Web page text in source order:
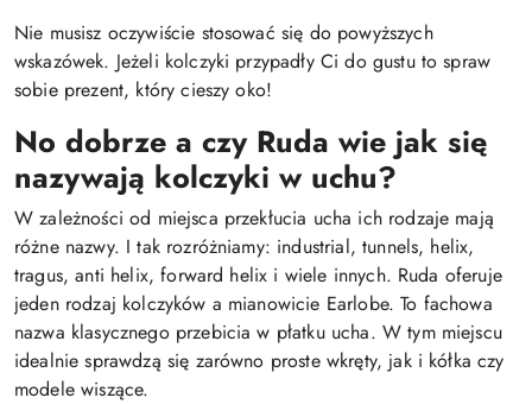
Nie musisz oczywiście stosować się do powyższych
wskazówek. Jeżeli kolczyki przypadły Ci do gustu to spraw
sobie prezent, który cieszy oko!
No dobrze a czy Ruda wie jak się
nazywają kolczyki w uchu?
W zależności od miejsca przekłucia ucha ich rodzaje mają
różne nazwy. I tak rozróżniamy: industrial, tunnels, helix,
tragus, anti helix, forward helix i wiele innych. Ruda oferuje
jeden rodzaj kolczyków a mianowicie Earlobe. To fachowa
nazwa klasycznego przebicia w płatku ucha. W tym miejscu
idealnie sprawdzą się zarówno proste wkręty, jak i kółka czy
modele wiszące.